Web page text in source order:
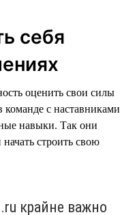
себя
оценить свои силы
команде с наставниками
навыки. Так они
строить свою
крайне важно